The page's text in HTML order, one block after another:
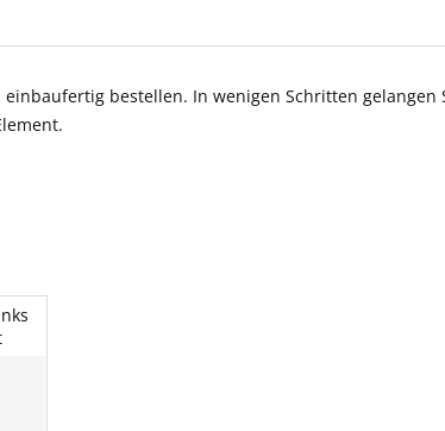
bestellen. In wenigen Schritten gelangen